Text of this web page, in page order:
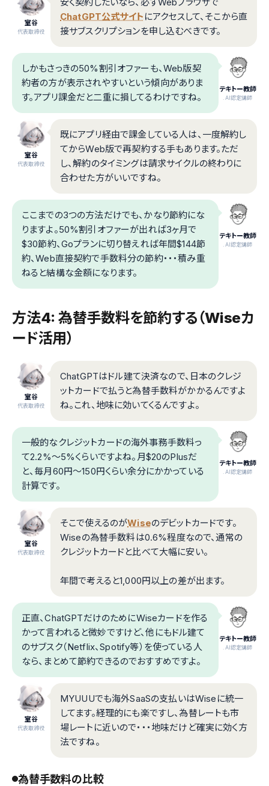
室谷
代表取締役
ChatGPT公式サイト にアクセスして、そこから直
接サブスクリプションを申し込むべきです。
テキトー教師
.AI認定講師
しかもさっきの50%割引オファーも、Web版契
約者の方が表示されやすいという傾向がありま
す。アプリ課金だと二重に損してるわけですね。
室谷
代表取締役
既にアプリ経由で課金している人は、一度解約し
てからWeb版で再契約する手もあります。ただ
し、解約のタイミングは請求サイクルの終わりに
合わせた方がいいですね。
テキトー教師
.AI認定講師
ここまでの3つの方法だけでも、かなり節約にな
りますよ。50%割引オファーが出れば3ヶ月で
$30節約、Goプランに切り替えれば年間$144節
約、Web直接契約で手数料分の節約・・・積み重
ねると結構な金額になります。
方法4: 為替手数料を節約する（Wiseカ
ード活用）
室谷
代表取締役
ChatGPTはドル建て決済なので、日本のクレジ
ットカードで払うと為替手数料がかかるんですよ
ね。これ、地味に効いてくるんですよ。
テキトー教師
.AI認定講師
一般的なクレジットカードの海外事務手数料っ
て2.2%〜5%くらいですよね。月$20のPlusだ
と、毎月60円〜150円くらい余分にかかっている
計算です。
室谷
代表取締役
そこで使えるのがWiseのデビットカードです。
Wiseの為替手数料は0.6%程度なので、通常の
クレジットカードと比べて大幅に安い。
年間で考えると1,000円以上の差が出ます。
テキトー教師
.AI認定講師
正直、ChatGPTだけのためにWiseカードを作る
かって言われると微妙ですけど、他にもドル建て
のサブスク（Netflix、Spotify等）を使っている人
なら、まとめて節約できるのでおすすめですよ。
室谷
代表取締役
MYUUUでも海外SaaSの支払いはWiseに統一
してます。経理的にも楽ですし、為替レートも市
場レートに近いので・・・地味だけど確実に効く方
法ですね。
為替手数料の比較